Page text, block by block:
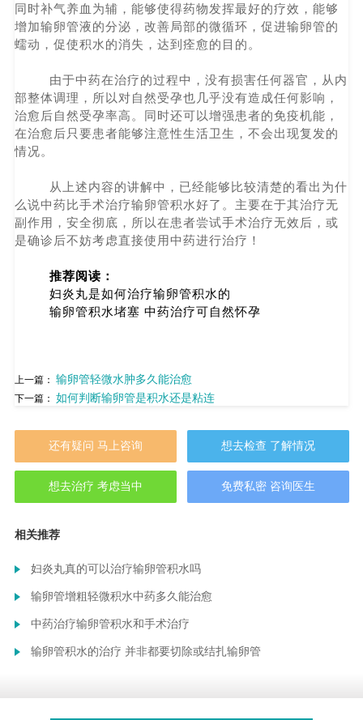
同时补气养血为辅，能够使得药物发挥最好的疗效，能够
增加输卵管液的分泌，改善局部的微循环，促进输卵管的
蠕动，促使积水的消失，达到痊愈的目的。
由于中药在治疗的过程中，没有损害任何器官，从内
部整体调理，所以对自然受孕也几乎没有造成任何影响，
治愈后自然受孕率高。同时还可以增强患者的免疫机能，
在治愈后只要患者能够注意性生活卫生，不会出现复发的
情况。
从上述内容的讲解中，已经能够比较清楚的看出为什
么说中药比手术治疗输卵管积水好了。主要在于其治疗无
副作用，安全彻底，所以在患者尝试手术治疗无效后，或
是确诊后不妨考虑直接使用中药进行治疗！
推荐阅读：
妇炎丸是如何治疗输卵管积水的
输卵管积水堵塞 中药治疗可自然怀孕
上一篇： 输卵管轻微水肿多久能治愈
下一篇： 如何判断输卵管是积水还是粘连
还有疑问 马上咨询 想去检查 了解情况
想去治疗 考虑当中 免费私密 咨询医生
相关推荐
妇炎丸真的可以治疗输卵管积水吗
输卵管增粗轻微积水中药多久能治愈
中药治疗输卵管积水和手术治疗
输卵管积水的治疗 并非都要切除或结扎输卵管